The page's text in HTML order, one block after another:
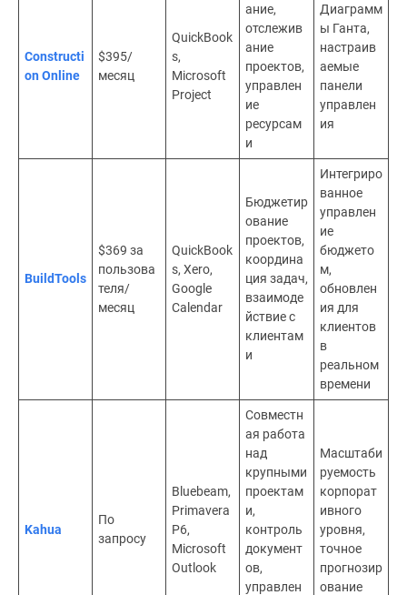
Constructi
on Online
$395/
месяц
QuickBook
s,
Microsoft
Project
ание,
отслежив
ание
проектов,
управлен
ие
ресурсам
и
Диаграмм
ы Ганта,
настраив
аемые
панели
управлен
ия
BuildTools
$369 за
пользова
теля/
месяц
QuickBook
s, Xero,
Google
Calendar
Бюджетир
ование
проектов,
координа
ция задач,
взаимоде
йствие с
клиентам
и
Интегриро
ванное
управлен
ие
бюджето
м,
обновлен
ия для
клиентов
в
реальном
времени
Kahua
По
запросу
Bluebeam,
Primavera
P6,
Microsoft
Outlook
Совместн
ая работа
над
крупными
проектам
и,
контроль
документ
ов,
управлен
Масштаби
руемость
корпорат
ивного
уровня,
точное
прогнозир
ование